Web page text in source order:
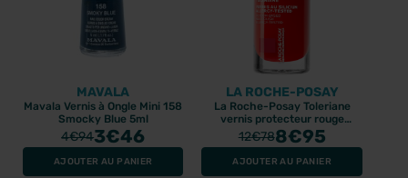
MAVALA
Mavala Vernis à Ongle Mini 158
Smocky Blue 5ml
4€943€46
AJOUTER AU PANIER
LA ROCHE-POSAY
La Roche-Posay Toleriane
vernis protecteur rouge
coquelicot 6ml
12€788€95
AJOUTER AU PANIER